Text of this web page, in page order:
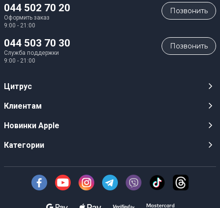
044 502 70 20
Оформить заказ
9:00 - 21:00
Позвонить
044 503 70 30
Служба поддержки
9:00 - 21:00
Позвонить
Цитрус
Карьера
Оптовым клиентам
О Компании
Клиентам
Публичные оферты
Инструкции и прошивки
Доставка
Новинки Apple
iPhone 17
iPhone 17 Pro Max
iPhone Air
Категории
Техника Apple
Смартфоны